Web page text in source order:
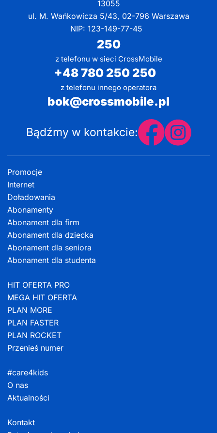
13055
ul. M. Wańkowicza 5/43, 02-796 Warszawa
NIP: 123-149-77-45
250
z telefonu w sieci CrossMobile
+48 780 250 250
z telefonu innego operatora
bok@crossmobile.pl
Bądźmy w kontakcie:
Promocje
Internet
Doładowania
Abonamenty
Abonament dla firm
Abonament dla dziecka
Abonament dla seniora
Abonament dla studenta
HIT OFERTA PRO
MEGA HIT OFERTA
PLAN MORE
PLAN FASTER
PLAN ROCKET
Przenieś numer
#care4kids
O nas
Aktualności
Kontakt